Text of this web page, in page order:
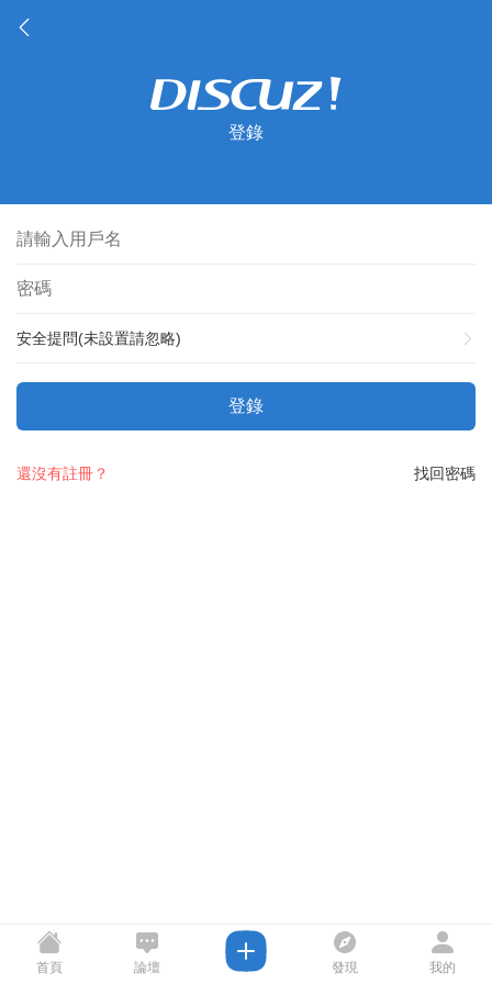
登錄
安全提問(未設置請忽略)
登錄
找回密碼
還沒有註冊？
首頁 論壇 發現 我的